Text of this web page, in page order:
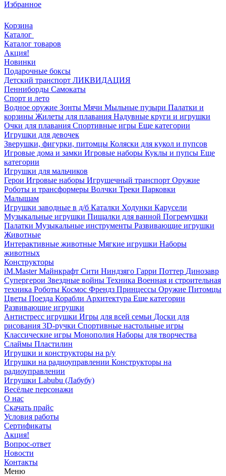
Избранное
Корзина
Каталог
Каталог товаров
Акция!
Новинки
Подарочные боксы
Детский транспорт ЛИКВИДАЦИЯ
Пенниборды Самокаты
Спорт и лето
Водное оружие Зонты Мячи Мыльные пузыри Палатки и
корзины Жилеты для плавания Надувные круги и игрушки
Очки для плавания Спортивные игры Еще категории
Игрушки для девочек
Зверушки, фигурки, питомцы Коляски для кукол и пупсов
Игровые дома и замки Игровые наборы Куклы и пупсы Еще
категории
Игрушки для мальчиков
Герои Игровые наборы Игрушечный транспорт Оружие
Роботы и трансформеры Волчки Треки Парковки
Малышам
Игрушки заводные в д/б Каталки Ходунки Карусели
Музыкальные игрушки Пищалки для ванной Погремушки
Палатки Музыкальные инструменты Развивающие игрушки
Животные
Интерактивные животные Мягкие игрушки Наборы
животных
Конструкторы
iM.Master Майнкрафт Сити Ниндзяго Гарри Поттер Динозавр
Супергерои Звездные войны Техника Военная и строительная
техника Роботы Космос Френдз Принцессы Оружие Питомцы
Цветы Поезда Корабли Архитектура Еще категории
Развивающие игрушки
Антистресс игрушки Игры для всей семьи Доски для
рисования 3D-ручки Спортивные настольные игры
Классические игры Монополия Наборы для творчества
Слаймы Пластилин
Игрушки и конструкторы на р/у
Игрушки на радиоуправлении Конструкторы на
радиоуправлении
Игрушки Labubu (Лабубу)
Весёлые персонажи
О нас
Скачать прайс
Условия работы
Сертификаты
Акция!
Вопрос-ответ
Новости
Контакты
Меню